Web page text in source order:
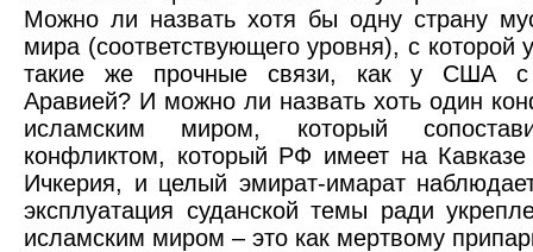
Можно ли назвать хотя бы одну страну
мира (соответствующего уровня), с
такие же прочные связи, как у США с
Аравией? И можно ли назвать хоть один
исламским миром, который
конфликтом, который РФ имеет на
Ичкерия, и целый эмират-имарат
эксплуатация суданской темы ради
исламским миром – это как мертвому